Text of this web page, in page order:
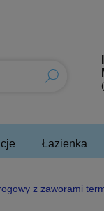
Łazienka
z zaworami